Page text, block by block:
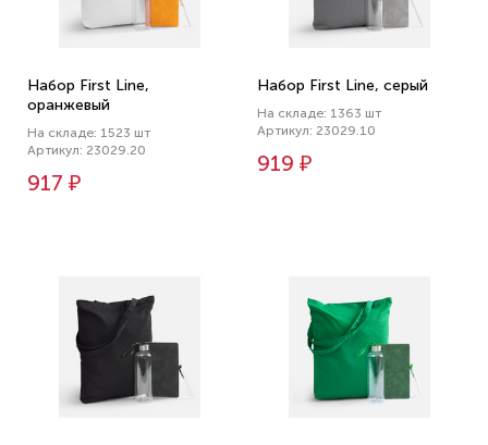
Набор First Line,
оранжевый
На складе: 1523 шт
Артикул: 23029.20
917 ₽
Набор First Line, серый
На складе: 1363 шт
Артикул: 23029.10
919 ₽